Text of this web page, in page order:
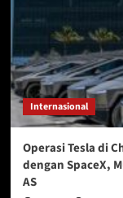
Internasional
Operasi Tesla di
dengan SpaceX,
AS